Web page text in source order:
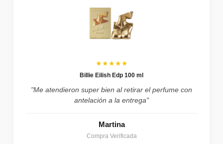
★★★★★
Billie Eilish Edp 100 ml
"Me atendieron super bien al retirar el perfume con
antelación a la entrega"
Martina
Compra Verificada